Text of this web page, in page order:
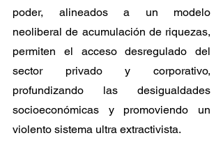
poder, alineados a un modelo
neoliberal de acumulación de riquezas,
permiten el acceso desregulado del
sector privado y corporativo,
profundizando las desigualdades
socioeconómicas y promoviendo un
violento sistema ultra extractivista.